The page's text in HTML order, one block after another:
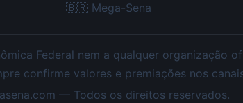
🇧🇷 Mega-Sena
Federal nem a qualquer organização
confirme valores e premiações nos
— Todos os direitos reservados.